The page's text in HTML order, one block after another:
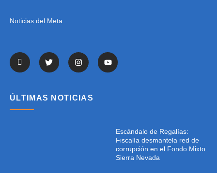
Noticias del Meta
ÚLTIMAS NOTICIAS
Escándalo de Regalías:
Fiscalía desmantela red de
corrupción en el Fondo Mixto
Sierra Nevada